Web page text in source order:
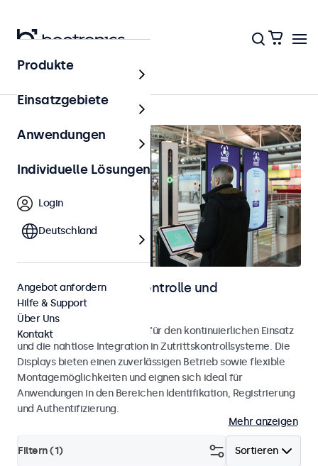
Startseite
Displays für Zutrittskontrolle und
Identifikation
Monitore und Touchscreens für den kontinuierlichen Einsatz
und die nahtlose Integration in Zutrittskontrollsysteme. Die
Displays bieten einen zuverlässigen Betrieb sowie flexible
Montagemöglichkeiten und eignen sich ideal für
Anwendungen in den Bereichen Identifikation, Registrierung
und Authentifizierung.
Mehr anzeigen
Sortieren
Filtern (1)
Produkte
Einsatzgebiete
Anwendungen
Individuelle Lösungen
Login
Deutschland
Angebot anfordern
Hilfe & Support
Über Uns
Kontakt